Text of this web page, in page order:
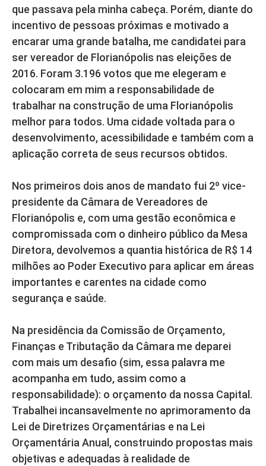
que passava pela minha cabeça. Porém, diante do
incentivo de pessoas próximas e motivado a
encarar uma grande batalha, me candidatei para
ser vereador de Florianópolis nas eleições de
2016. Foram 3.196 votos que me elegeram e
colocaram em mim a responsabilidade de
trabalhar na construção de uma Florianópolis
melhor para todos. Uma cidade voltada para o
desenvolvimento, acessibilidade e também com a
aplicação correta de seus recursos obtidos.
Nos primeiros dois anos de mandato fui 2º vice-
presidente da Câmara de Vereadores de
Florianópolis e, com uma gestão econômica e
compromissada com o dinheiro público da Mesa
Diretora, devolvemos a quantia histórica de R$ 14
milhões ao Poder Executivo para aplicar em áreas
importantes e carentes na cidade como
segurança e saúde.
Na presidência da Comissão de Orçamento,
Finanças e Tributação da Câmara me deparei
com mais um desafio (sim, essa palavra me
acompanha em tudo, assim como a
responsabilidade): o orçamento da nossa Capital.
Trabalhei incansavelmente no aprimoramento da
Lei de Diretrizes Orçamentárias e na Lei
Orçamentária Anual, construindo propostas mais
objetivas e adequadas à realidade de